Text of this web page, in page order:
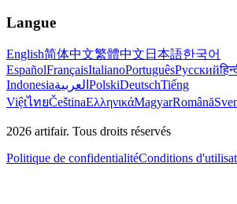
Langue
English简体中文繁體中文 日本語한국어
EspañolFrançaisItalianoPortuguêsРусский
Indonesiaالعربية PolskiDeutschTiếng
ViệtไทยČeštinaΕλληνικάMagyarRomână
2026 artifair. Tous droits réservés
Politique de confidentialitéConditions